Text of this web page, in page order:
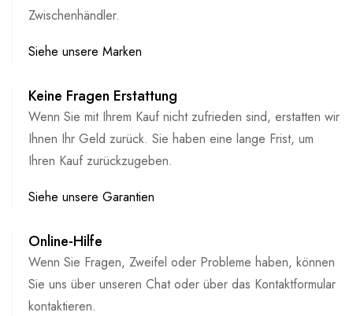
Zwischenhändler.
Siehe unsere Marken
Keine Fragen Erstattung
Wenn Sie mit Ihrem Kauf nicht zufrieden sind, erstatten wir
Ihnen Ihr Geld zurück. Sie haben eine lange Frist, um
Ihren Kauf zurückzugeben.
Siehe unsere Garantien
Online-Hilfe
Wenn Sie Fragen, Zweifel oder Probleme haben, können
Sie uns über unseren Chat oder über das Kontaktformular
kontaktieren.